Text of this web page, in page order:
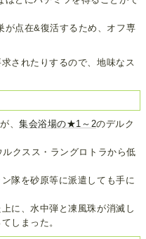
が点在&復活するため、オフ専
されたりするので、地味なス
、集会浴場の★1～2のデルク
クスス・ラングロトラから低
隊を砂原等に派遣しても手に
に、水中弾と凍風珠が消滅し
しまった。